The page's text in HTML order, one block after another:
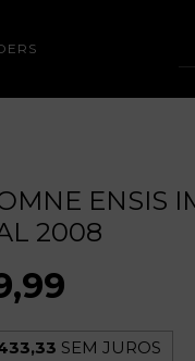
ENSIS
2008
SEM JUROS